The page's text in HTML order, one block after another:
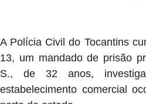
A Polícia Civil do Tocantins
13, um mandado de prisão
S., de 32 anos,
estabelecimento comercial